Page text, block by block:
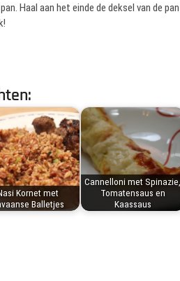
Haal aan het einde de deksel van de
Kornet met
Balletjes
Cannelloni met Spinazie,
Tomatensaus en
Kaassaus